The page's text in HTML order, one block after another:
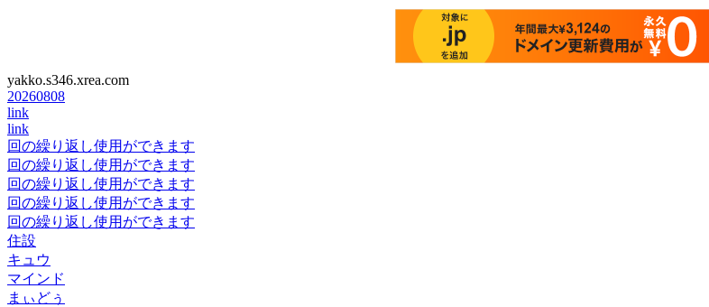
yakko.s346.xrea.com
20260808
link
link
回の繰り返し使用ができます
回の繰り返し使用ができます
回の繰り返し使用ができます
回の繰り返し使用ができます
回の繰り返し使用ができます
住設
キュウ
マインド
まぃどぅ